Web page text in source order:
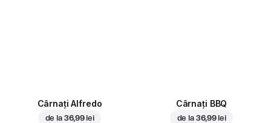
Cârnați Alfredo
de la 36,99 lei
Cârnați BBQ
de la 36,99 lei